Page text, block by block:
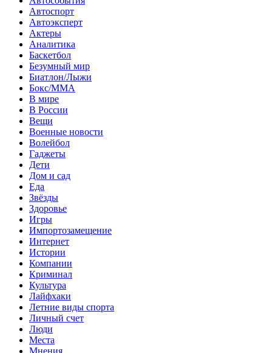
Автоспорт
Автоэксперт
Актеры
Аналитика
Баскетбол
Безумный мир
Биатлон/Лыжи
Бокс/MMA
В мире
В России
Вещи
Военные новости
Волейбол
Гаджеты
Дети
Дом и сад
Еда
Звёзды
Здоровье
Игры
Импортозамещение
Интернет
Истории
Компании
Криминал
Культура
Лайфхаки
Летние виды спорта
Личный счет
Люди
Места
Мнения